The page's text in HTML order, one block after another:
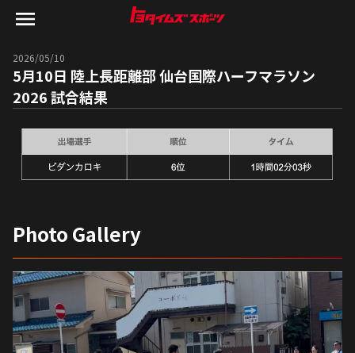
2026/05/10
5月10日 陸上長距離部 仙台国際ハーフマラソン
2026 試合結果
Photo Gallery